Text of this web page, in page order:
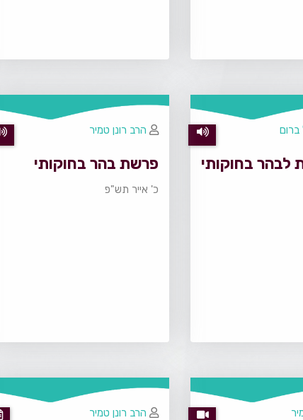
בחוקותי
ברום
פרשת בהר בחוקותי
כ' אייר תש"פ
הרב רונן טמיר
הרב רונן טמיר